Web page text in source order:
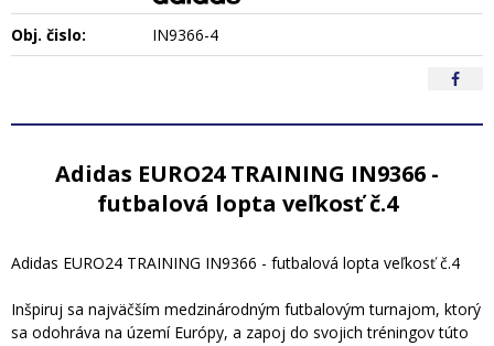
Obj. čislo: IN9366-4
Adidas EURO24 TRAINING IN9366 -
futbalová lopta veľkosť č.4
Adidas EURO24 TRAINING IN9366 - futbalová lopta veľkosť č.4
Inšpiruj sa najväčším medzinárodným futbalovým turnajom, ktorý
sa odohráva na území Európy, a zapoj do svojich tréningov túto